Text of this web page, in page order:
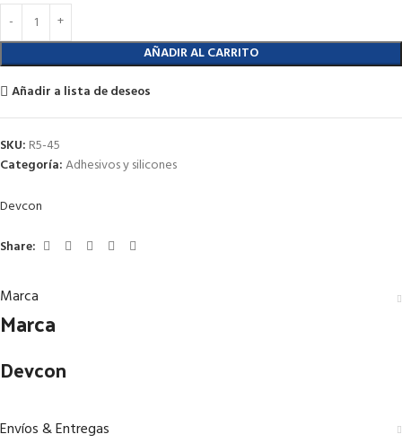
AÑADIR AL CARRITO
Añadir a lista de deseos
SKU: R5-45
Categoría:Adhesivos y silicones
Devcon
Share:
Marca
Marca
Devcon
Envíos & Entregas